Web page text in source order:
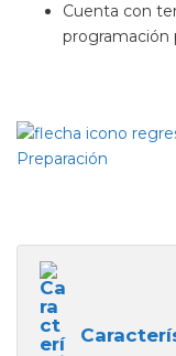
Cuenta con
programación
Preparación